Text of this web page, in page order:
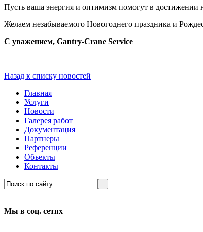
Пусть ваша энергия и оптимизм помогут в
Желаем незабываемого Новогоднего праздника и
С уважением, Gantry-Crane Service
Назад к списку новостей
Главная
Услуги
Новости
Галерея работ
Документация
Партнеры
Референции
Объекты
Контакты
Мы в соц. сетях